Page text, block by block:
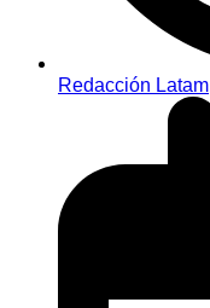
Redacción Latam